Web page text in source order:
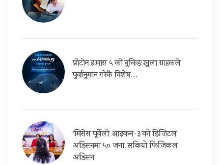
प्रोटोन इ.मास ५ को बुकिङ खुला ग्राहकले
पुर्वानुमान गरेकै विशेष…
‘मिसेस पूर्वेली आइकन-३’को डिजिटल
अडिसनमा ५० जना, सकियो फिजिकल
अडिसन